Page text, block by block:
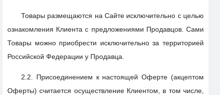
Товары размещаются на Сайте исключительно с целью
ознакомления Клиента с предложениями Продавцов. Сами
Товары можно приобрести исключительно за территорией
Российской Федерации у Продавца.
2.2. Присоединением к настоящей Оферте (акцептом
Оферты) считается осуществление Клиентом, в том числе,